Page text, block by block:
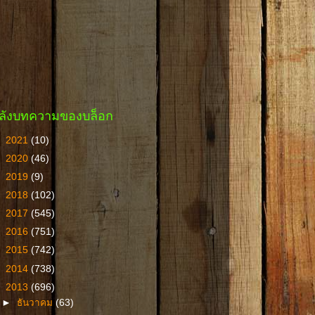
งบทความของบล็อก
2021 (10)
2020 (46)
2019 (9)
2018 (102)
2017 (545)
2016 (751)
2015 (742)
2014 (738)
2013 (696)
► ธันวาคม(63)